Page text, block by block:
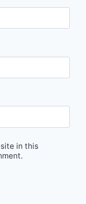
in this